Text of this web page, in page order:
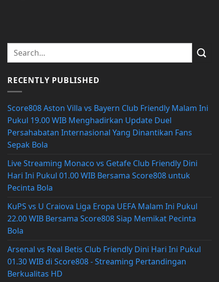
RECENTLY PUBLISHED
Score808 Aston Villa vs Bayern Club Friendly Malam Ini
Pukul 19.00 WIB Menghadirkan Update Duel
Persahabatan Internasional Yang Dinantikan Fans
Sepak Bola
Live Streaming Monaco vs Getafe Club Friendly Dini
Hari Ini Pukul 01.00 WIB Bersama Score808 untuk
Pecinta Bola
KuPS vs U Craiova Liga Eropa UEFA Malam Ini Pukul
22.00 WIB Bersama Score808 Siap Memikat Pecinta
Bola
Arsenal vs Real Betis Club Friendly Dini Hari Ini Pukul
01.30 WIB di Score808 - Streaming Pertandingan
Berkualitas HD